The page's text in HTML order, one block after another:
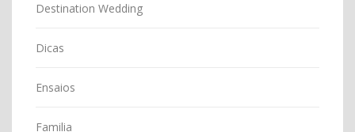
Destination Wedding
Dicas
Ensaios
Familia